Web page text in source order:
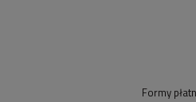
Formy